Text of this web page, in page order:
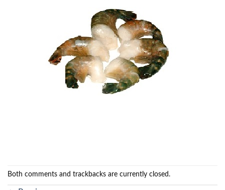
Both comments and trackbacks are currently closed.